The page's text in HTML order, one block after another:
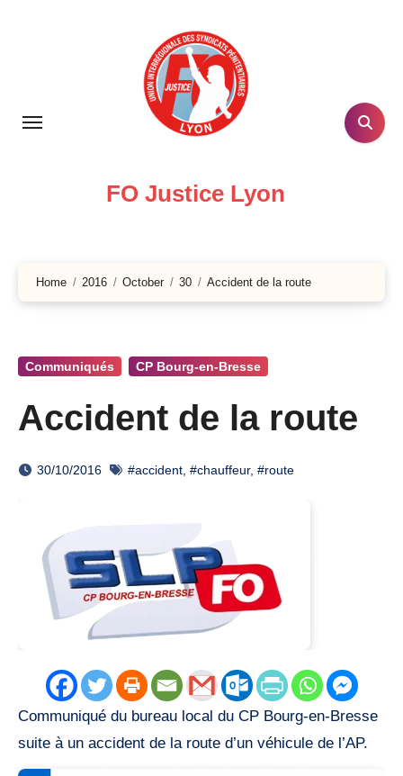
FO Justice Lyon
Home 2016 October 30 Accident de la route
Communiqués CP Bourg-en-Bresse
Accident de la route
30/10/2016 #accident #chauffeur, #route
Communiqué du bureau local du CP Bourg-en-Bresse
suite à un accident de la route d’un véhicule de l’AP.